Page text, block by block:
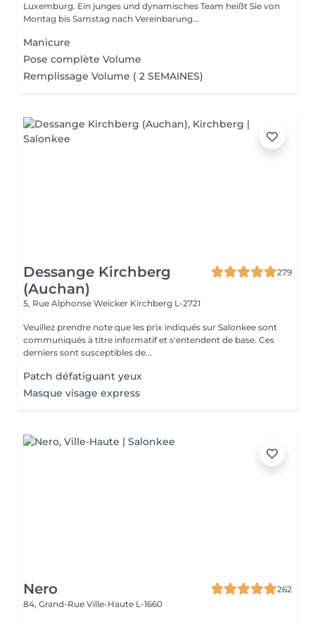
Luxemburg. Ein junges und dynamisches Team heißt Sie von
Montag bis Samstag nach Vereinbarung...
Manicure
Pose complète Volume
Remplissage Volume ( 2 SEMAINES)
Dessange Kirchberg
(Auchan)
279
5, Rue Alphonse Weicker Kirchberg L-2721
Veuillez prendre note que les prix indiqués sur Salonkee sont
communiqués à titre informatif et s'entendent de base. Ces
derniers sont susceptibles de...
Patch défatiguant yeux
Masque visage express
Nero
262
84, Grand-Rue Ville-Haute L-1660